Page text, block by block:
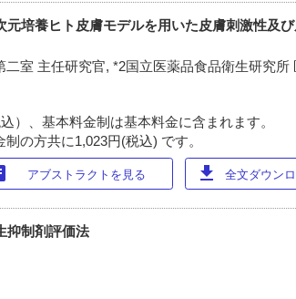
培養ヒト皮膚モデルを用いた皮膚刺激性及
室 主任研究官, *2国立医薬品食品衛生研究所
）、基本料金制は基本料金に含まれます。
の方共に1,023円(税込) です。
アブストラクトを見る download 全文ダウン
抑制剤評価法